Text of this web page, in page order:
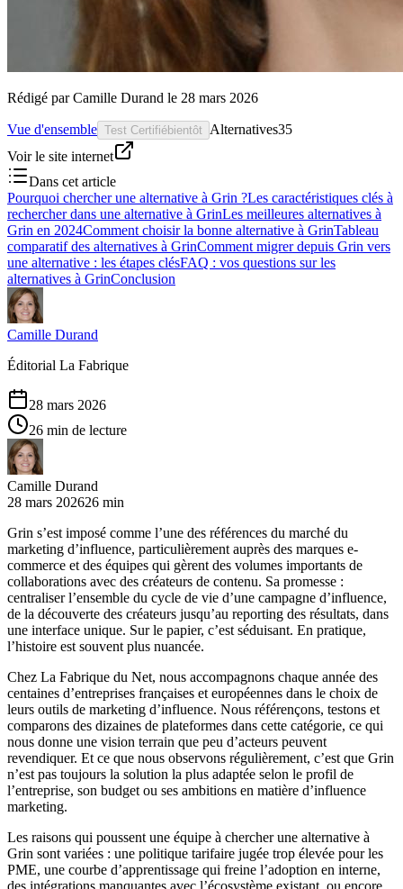
Rédigé par Camille Durand le 28 mars 2026
Vue d'ensemble Test Certifiébientôt Alternatives35
Voir le site internet
Dans cet article
Pourquoi chercher une alternative à Grin ?Les caractéristiques clés à
rechercher dans une alternative à GrinLes meilleures alternatives à
Grin en 2024Comment choisir la bonne alternative à GrinTableau
comparatif des alternatives à GrinComment migrer depuis Grin vers
une alternative : les étapes clésFAQ : vos questions sur les
alternatives à GrinConclusion
Camille Durand
Éditorial La Fabrique
28 mars 2026
26 min de lecture
Camille Durand
28 mars 202626 min
Grin s’est imposé comme l’une des références du marché du
marketing d’influence, particulièrement auprès des marques e-
commerce et des équipes qui gèrent des volumes importants de
collaborations avec des créateurs de contenu. Sa promesse :
centraliser l’ensemble du cycle de vie d’une campagne d’influence,
de la découverte des créateurs jusqu’au reporting des résultats, dans
une interface unique. Sur le papier, c’est séduisant. En pratique,
l’histoire est souvent plus nuancée.
Chez La Fabrique du Net, nous accompagnons chaque année des
centaines d’entreprises françaises et européennes dans le choix de
leurs outils de marketing d’influence. Nous référençons, testons et
comparons des dizaines de plateformes dans cette catégorie, ce qui
nous donne une vision terrain que peu d’acteurs peuvent
revendiquer. Et ce que nous observons régulièrement, c’est que Grin
n’est pas toujours la solution la plus adaptée selon le profil de
l’entreprise, son budget ou ses ambitions en matière d’influence
marketing.
Les raisons qui poussent une équipe à chercher une alternative à
Grin sont variées : une politique tarifaire jugée trop élevée pour les
PME, une courbe d’apprentissage qui freine l’adoption en interne,
des intégrations manquantes avec l’écosystème existant, ou encore